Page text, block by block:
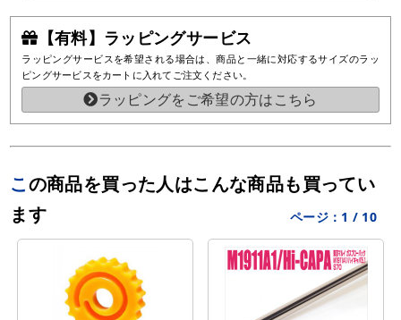
【有料】ラッピングサービス
ラッピングサービスを希望される場合は、商品と一緒に対応するサイズのラッ
ピングサービスをカートに入れてご注文ください。
ラッピングをご希望の方はこちら
この商品を買った人はこんな商品も買ってい
ます
ページ： 1 / 10